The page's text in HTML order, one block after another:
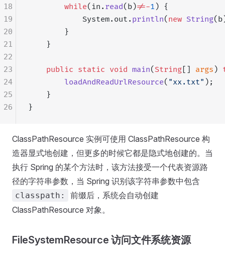
        while
(in. read(b)!=-1 ) {
            System.out.
println( new String
        }
    }
    public
static void main( String [] args )
        loadAndReadUrlResource
( "xx.txt" );
    }
}
18
19
20
21
22
23
24
25
26
ClassPathResource 实例可使用 ClassPathResource 构
造器显式地创建，但更多的时候它都是隐式地创建的。当
执行 Spring 的某个方法时，该方法接受一个代表资源路
径的字符串参数，当 Spring 识别该字符串参数中包含
classpath:
前缀后，系统会自动创建
ClassPathResource 对象。
FileSystemResource 访问文件系统资源